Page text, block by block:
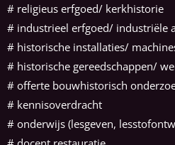
# religieus erfgoed/ kerkhistorie
# industrieel erfgoed/ industriële
# historische installaties/
# historische gereedschappen/
# offerte bouwhistorisch
# kennisoverdracht
# onderwijs (lesgeven,